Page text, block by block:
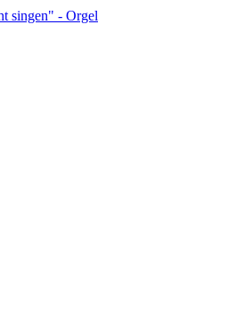
singen" - Orgel